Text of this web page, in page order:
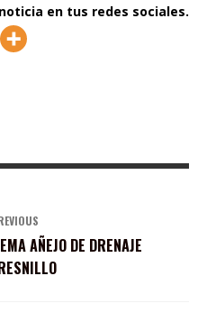
en tus redes sociales.
AÑEJO DE DRENAJE